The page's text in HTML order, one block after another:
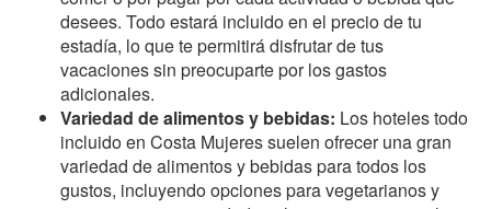
desees. Todo estará incluido en el precio de tu
estadía, lo que te permitirá disfrutar de tus
vacaciones sin preocuparte por los gastos
adicionales.
Variedad de alimentos y bebidas: Los hoteles todo
incluido en Costa Mujeres suelen ofrecer una gran
variedad de alimentos y bebidas para todos los
gustos, incluyendo opciones para vegetarianos y